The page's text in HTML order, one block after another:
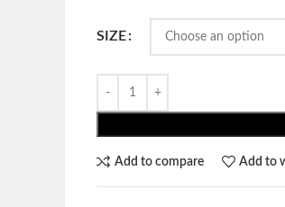
SIZE
Add to compare Add to